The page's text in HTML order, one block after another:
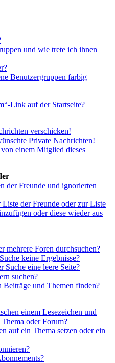
und wie trete ich ihnen
Benutzergruppen farbig
Link auf der Startseite?
verschicken!
Private Nachrichten!
einem Mitglied dieses
der Freunde und ignorierten
der Freunde oder zur Liste
oder diese wieder aus
mehrere Foren durchsuchen?
keine Ergebnisse?
Suche eine leere Seite?
suchen?
Beiträge und Themen finden?
einem Lesezeichen und
oder Forum?
auf ein Thema setzen oder ein